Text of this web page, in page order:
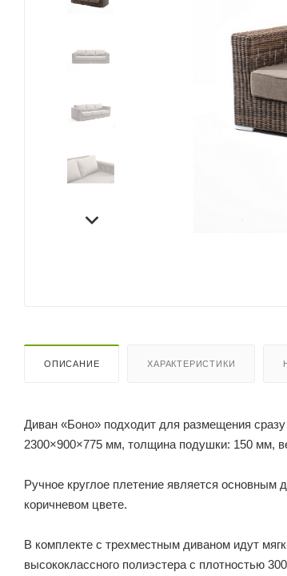
ОПИСАНИЕ ХАРАКТЕРИСТИКИ
Диван «Боно» подходит для размещения
2300×900×775 мм, толщина подушки: 150 мм,
Ручное круглое плетение является основным
коричневом цвете.
В комплекте с трехместным диваном идут
высококлассного полиэстера с плотностью